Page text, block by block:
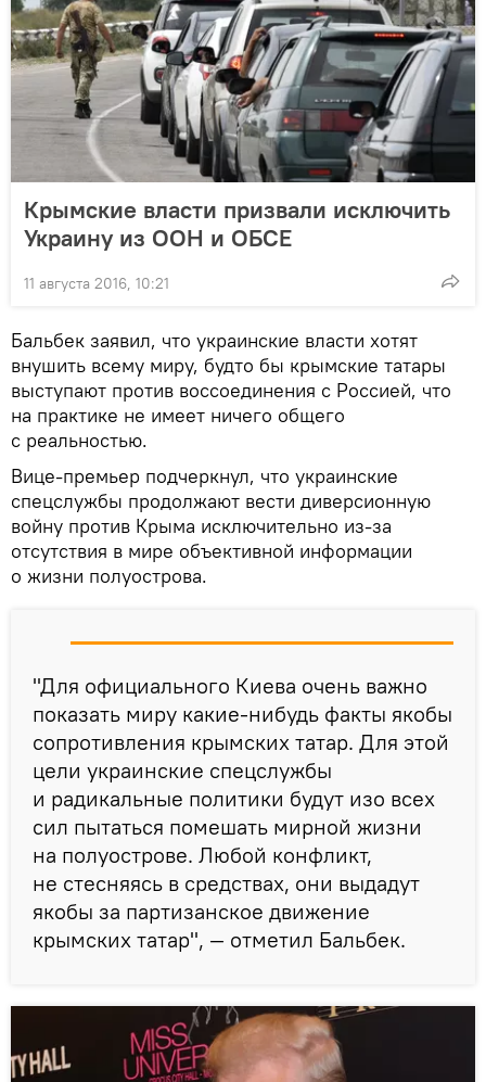
Крымские власти призвали исключить
Украину из ООН и ОБСЕ
11 августа 2016, 10:21
Бальбек заявил, что украинские власти хотят
внушить всему миру, будто бы крымские татары
выступают против воссоединения с Россией, что
на практике не имеет ничего общего
с реальностью.
Вице-премьер подчеркнул, что украинские
спецслужбы продолжают вести диверсионную
войну против Крыма исключительно из-за
отсутствия в мире объективной информации
о жизни полуострова.
"Для официального Киева очень важно
показать миру какие-нибудь факты якобы
сопротивления крымских татар. Для этой
цели украинские спецслужбы
и радикальные политики будут изо всех
сил пытаться помешать мирной жизни
на полуострове. Любой конфликт,
не стесняясь в средствах, они выдадут
якобы за партизанское движение
крымских татар", — отметил Бальбек.